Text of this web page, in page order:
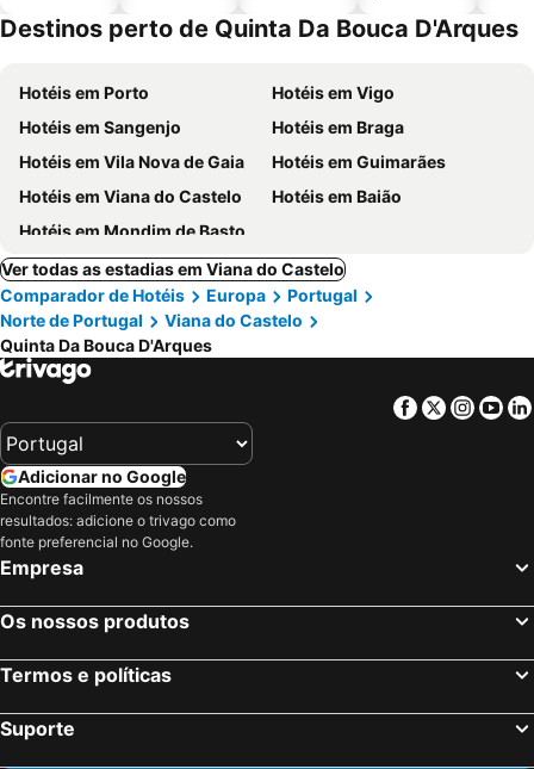
Destinos perto de Quinta Da Bouca D'Arques
Hotéis em Porto
Hotéis em Vigo
Hotéis em Sangenjo
Hotéis em Braga
Hotéis em Vila Nova de Gaia
Hotéis em Guimarães
Hotéis em Viana do Castelo
Hotéis em Baião
Hotéis em Mondim de Basto
Ver todas as estadias em Viana do Castelo
Comparador de Hotéis
Europa
Portugal
Norte de Portugal
Viana do Castelo
Quinta Da Bouca D'Arques
Facebook
Twitter
Adicionar no Google
Encontre facilmente os nossos
resultados: adicione o trivago como
fonte preferencial no Google.
Empresa
Os nossos produtos
Termos e políticas
Suporte